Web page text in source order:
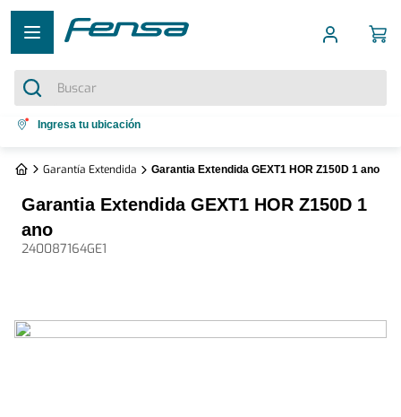
Buscar
Términos más buscados
4. refrigerador no frost
Ingresa tu ubicación
Garantía Extendida Garantia Extendida GEXT1 HOR Z150D 1 ano
Garantia Extendida GEXT1 HOR Z150D 1
ano
240087164GE1